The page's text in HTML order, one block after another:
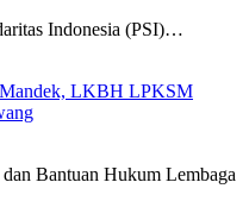
Indonesia (PSI)…
LKBH LPKSM
Bantuan Hukum Lembaga